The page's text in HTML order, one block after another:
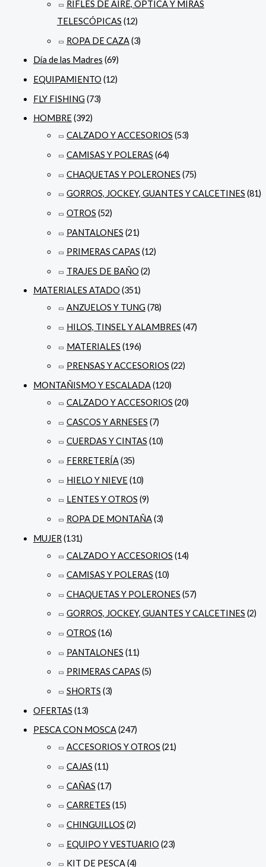
RIFLES DE AIRE, ÓPTICA Y MIRAS
TELESCÓPICAS (12)
ROPA DE CAZA(3)
Día de las Madres (69)
EQUIPAMIENTO (12)
FLY FISHING (73)
HOMBRE(392)
CALZADO Y ACCESORIOS (53)
CAMISAS Y POLERAS (64)
CHAQUETAS Y POLERONES (75)
GORROS, JOCKEY, GUANTES Y CALCETINES (81)
OTROS (52)
PANTALONES (21)
PRIMERAS CAPAS (12)
TRAJES DE BAÑO (2)
MATERIALES ATADO (351)
ANZUELOS Y TUNG (78)
HILOS, TINSEL Y ALAMBRES (47)
MATERIALES (196)
PRENSAS Y ACCESORIOS (22)
MONTAÑISMO Y ESCALADA(120)
CALZADO Y ACCESORIOS (20)
CASCOS Y ARNESES (7)
CUERDAS Y CINTAS (10)
FERRETERÍA(35)
HIELO Y NIEVE(10)
LENTES Y OTROS (9)
ROPA DE MONTAÑA(3)
MUJER(131)
CALZADO Y ACCESORIOS (14)
CAMISAS Y POLERAS (10)
CHAQUETAS Y POLERONES (57)
GORROS, JOCKEY, GUANTES Y CALCETINES (2)
OTROS (16)
PANTALONES (11)
PRIMERAS CAPAS (5)
SHORTS (3)
OFERTAS (13)
PESCA CON MOSCA(247)
ACCESORIOS Y OTROS (21)
CAJAS (11)
CAÑAS (17)
CARRETES (15)
CHINGUILLOS (2)
EQUIPO Y VESTUARIO (23)
KIT DE PESCA(4)